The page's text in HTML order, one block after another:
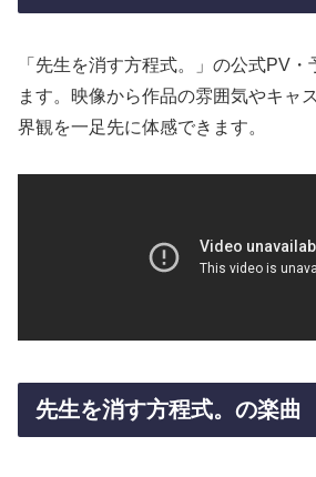
「先生を消す方程式。」の公式PV
ます。映像から作品の雰囲気やキャ
界観を一足先に体感できます。
先生を消す方程式。の楽曲